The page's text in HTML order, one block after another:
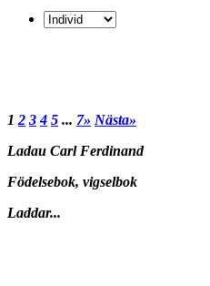
1 2 3 4 5 ... 7» Nästa»
Ladau Carl Ferdinand
Födelsebok, vigselbok
Laddar...